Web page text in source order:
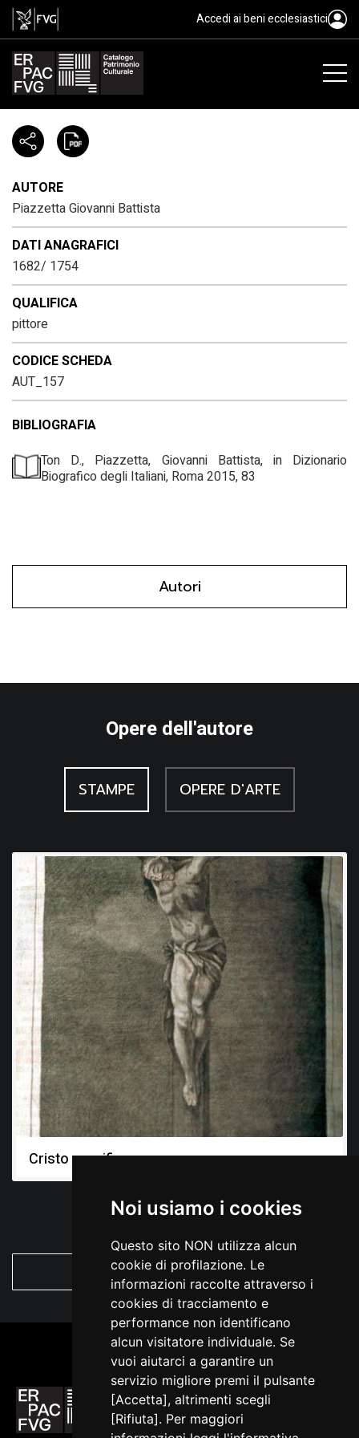
Noi usiamo i cookies
Questo sito NON utilizza alcun
cookie di profilazione. Le
informazioni raccolte attraverso i
cookies di tracciamento e
performance non identificano
alcun visitatore individuale. Se
vuoi aiutarci a garantire un
servizio migliore premi il pulsante
[Accetta], altrimenti scegli
[Rifiuta]. Per maggiori
Piazzetta Giovanni Battista,
Accedi ai beni ecclesiastici
AUTORE
Piazzetta Giovanni Battista
DATI ANAGRAFICI
1682/ 1754
QUALIFICA
pittore
CODICE SCHEDA
AUT_157
BIBLIOGRAFIA
Ton D., Piazzetta, Giovanni Battista, in Dizionario
Biografico degli Italiani, Roma 2015, 83
Autori
Opere dell'autore
STAMPE OPERE D'ARTE
Cristo crocifisso
VEDI TUTTO